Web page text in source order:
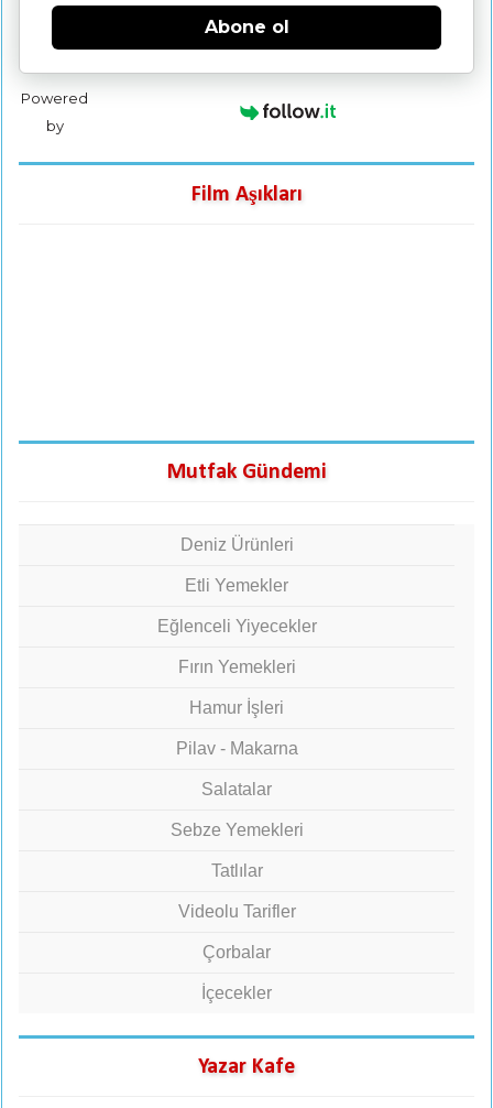
Abone ol
Powered
by
Film Aşıkları
Mutfak Gündemi
Deniz Ürünleri
Etli Yemekler
Eğlenceli Yiyecekler
Fırın Yemekleri
Hamur İşleri
Pilav - Makarna
Salatalar
Sebze Yemekleri
Tatlılar
Videolu Tarifler
Çorbalar
İçecekler
Yazar Kafe